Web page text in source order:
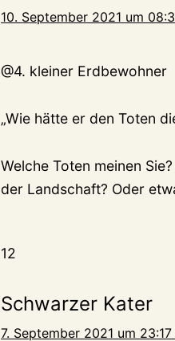
10. September 2021 um
@4. kleiner Erdbewohner
„Wie hätte er den Toten
Welche Toten meinen
der Landschaft? Oder
12
Schwarzer Kater
7. September 2021 um